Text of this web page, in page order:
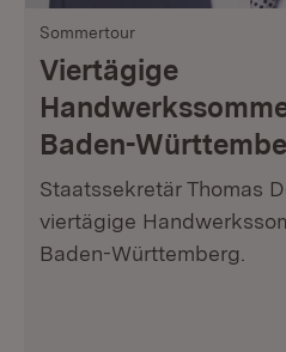
Sommertour
Viertägige
Baden-
Staatssekretär Thomas
viertägige
Baden-Württemberg.